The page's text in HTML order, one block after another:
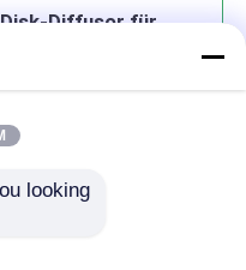
Diffusor für
in kommunalen
looking